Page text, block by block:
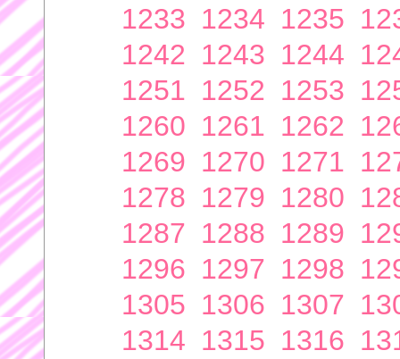
1233 1234 1235
1242 1243 1244
1251 1252 1253
1260 1261 1262
1269 1270 1271
1278 1279 1280
1287 1288 1289
1296 1297 1298
1305 1306 1307
1314 1315 1316